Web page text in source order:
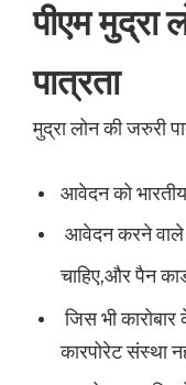
पीएम मुद्रा
पात्रता
मुद्रा लोन की जरुरी
आवेदन को भारतीय
आवेदन करने वाले
चाहिए,और पैन
जिस भी
कारपोरेट संस्था